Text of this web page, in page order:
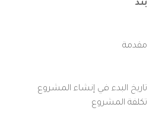
بند
مقدمة
تاريخ البدء في إنشاء المشروع
تكلفة المشروع